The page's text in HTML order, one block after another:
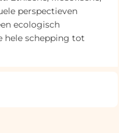
perspectieven
ecologisch
hele schepping tot